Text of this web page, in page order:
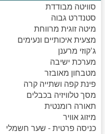
סוויטה מבודדת
סטנדרט גבוה
מיטה זוגית מרווחת
מצעית איכותיים ונעימים
ג'קוזי מרענן
מערכת ישיבה
מטבחון מאובזר
פינת קפה ושתייה קרה
מסך טלוויזיה בכבלים
תאורה רומנטית
מיזוג אוויר
כניסה פרטית - שער חשמלי